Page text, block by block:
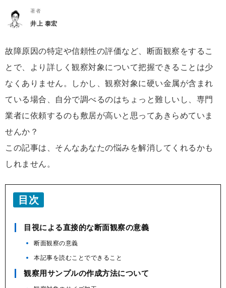
著者
井上 泰宏
故障原因の特定や信頼性の評価など、断面観察をするこ
とで、より詳しく観察対象について把握できることは少
なくありません。しかし、観察対象に硬い金属が含まれ
ている場合、自分で調べるのはちょっと難しいし、専門
業者に依頼するのも敷居が高いと思ってあきらめていま
せんか？
この記事は、そんなあなたの悩みを解消してくれるかも
しれません。
目次
目視による直接的な断面観察の意義
断面観察の意義
本記事を読むことでできること
観察用サンプルの作成方法について